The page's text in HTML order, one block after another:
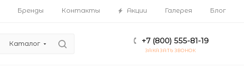
Бренды Контакты Акции Галерея Блог
Каталог +7 (800) 555-81-19
ЗАКАЗАТЬ ЗВОНОК